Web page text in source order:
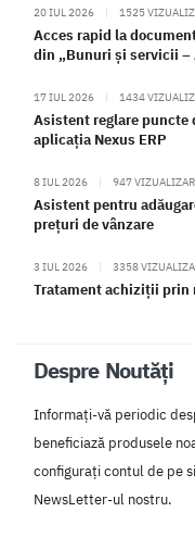
20 IUL 2026 | 1525
Acces rapid la
din „Bunuri și servicii –
17 IUL 2026 | 1434
Asistent reglare
aplicația Nexus ERP
8 IUL 2026 | 947
Asistent pentru
prețuri de vânzare
3 IUL 2026 | 3358
Tratament achiziții prin
Despre Noutăți
Informați-vă periodic
beneficiază produsele
configurați contul de pe
NewsLetter-ul nostru.